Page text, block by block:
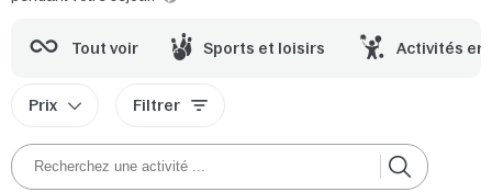
Tout voir Sports et loisirs Activités
Prix Filtrer